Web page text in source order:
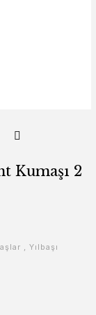
Kumaşı 2
, Yılbaşı